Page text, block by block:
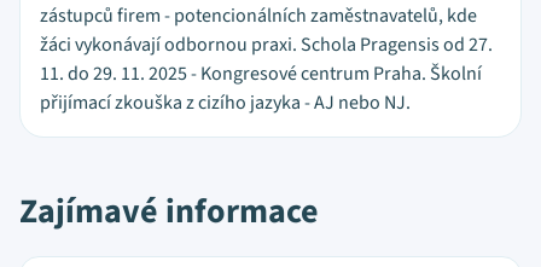
zástupců firem - potencionálních zaměstnavatelů, kde
žáci vykonávají odbornou praxi. Schola Pragensis od 27.
11. do 29. 11. 2025 - Kongresové centrum Praha. Školní
přijímací zkouška z cizího jazyka - AJ nebo NJ.
Zajímavé informace